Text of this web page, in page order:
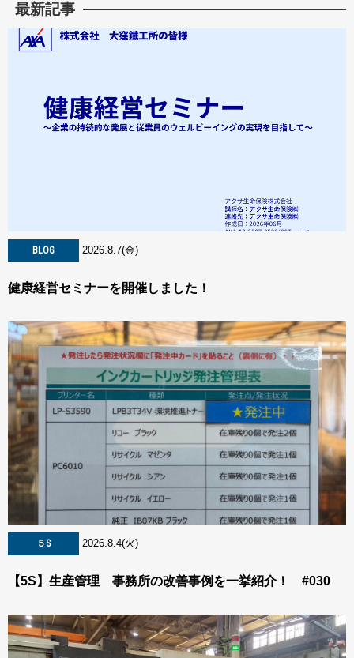
最新記事
BLOG 2026.8.7(金)
健康経営セミナーを開催しました！
５S 2026.8.4(火)
【5S】生産管理 事務所の改善事例を一挙紹介！ #030